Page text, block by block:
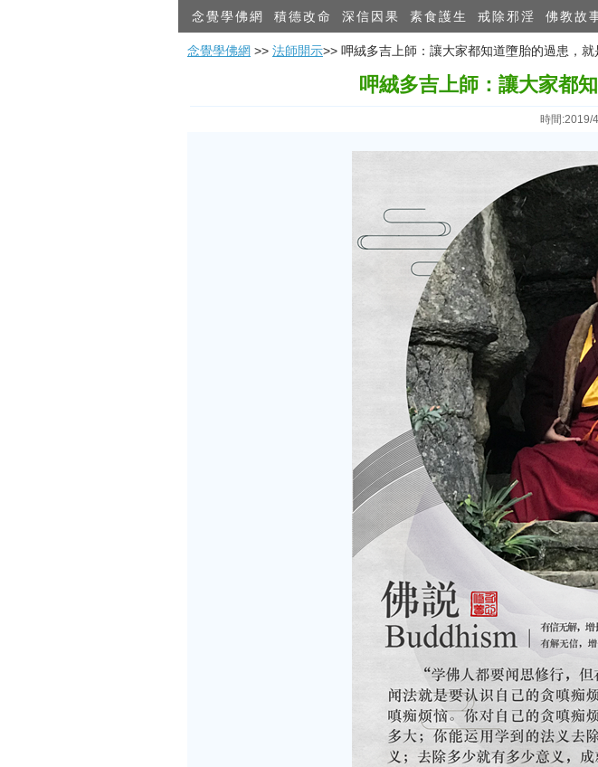
念覺學佛網 積德改命 深信因果 素食護生 戒除邪淫 佛教故
念覺學佛網 >> 法師開示>> 呷絨多吉上師：讓大家都知道墮胎的過患，就
呷絨多吉上師：讓大家都
時間:2019/